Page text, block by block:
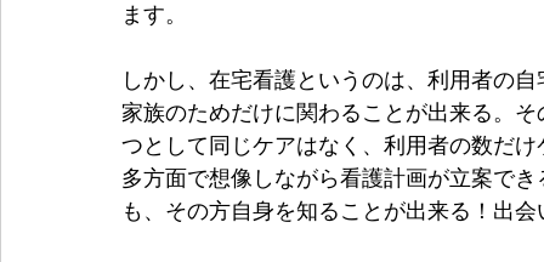
ます。
しかし、在宅看護というのは、利用者の
家族のためだけに関わることが出来る。
つとして同じケアはなく、利用者の数だ
多方面で想像しながら看護計画が立案で
も、その方自身を知ることが出来る！出